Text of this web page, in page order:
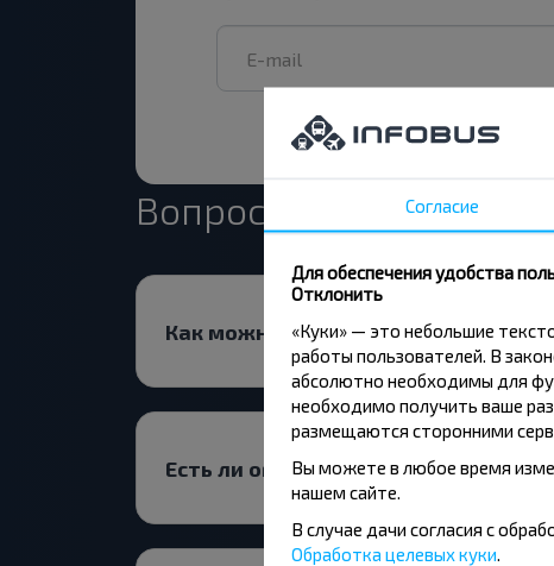
Вопрос - Ответ
Как можно купить билет на
Есть ли ограничения на поездки
Согласие
Для обеспечения удобства
Отклонить
«Куки» — это небольшие
работы пользователей. В
абсолютно необходимы для
необходимо получить ваше
размещаются сторонними
Вы можете в любое время
нашем сайте.
В случае дачи согласия с
Обработка целевых куки